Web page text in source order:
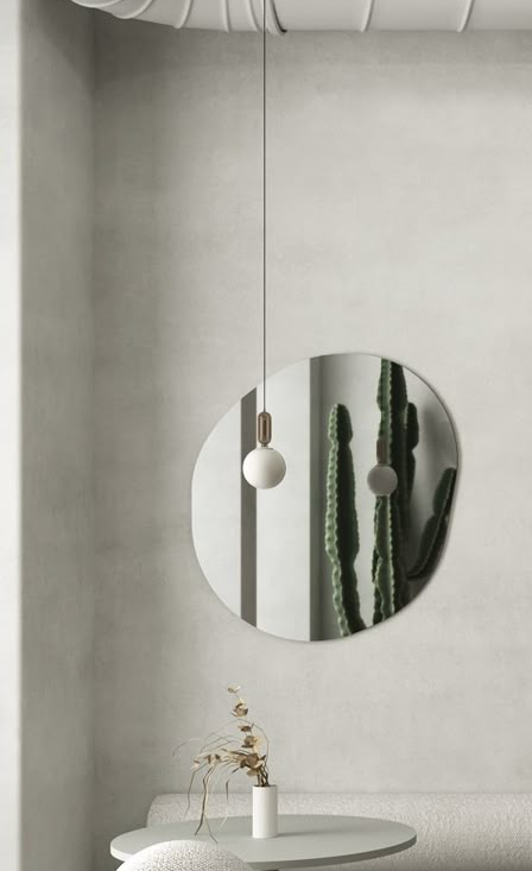
Réserver